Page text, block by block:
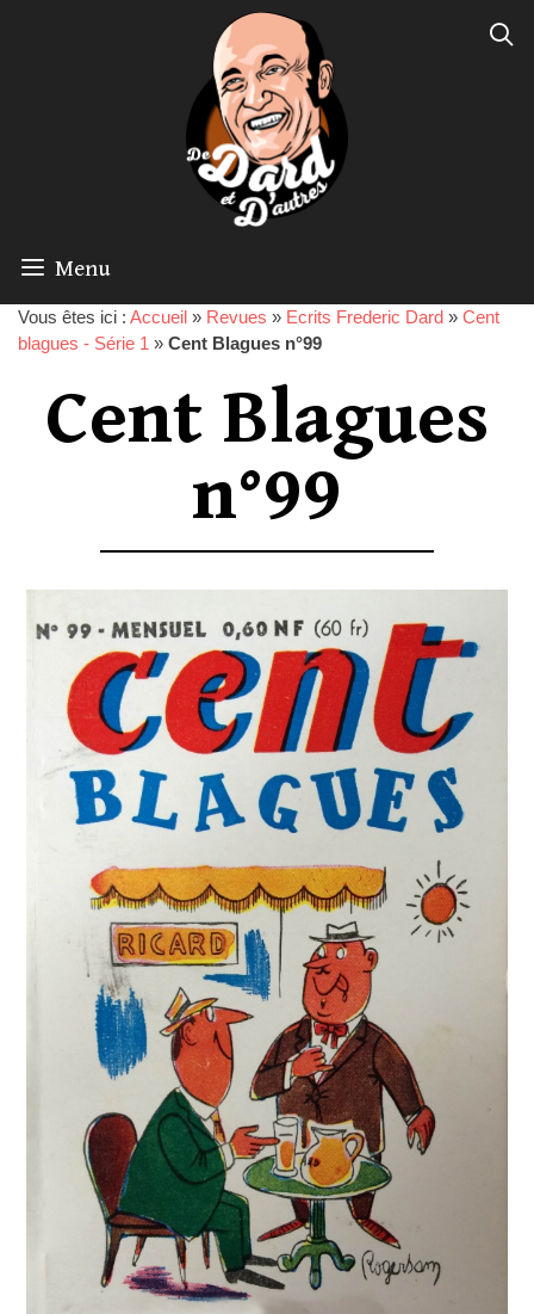
Menu
Vous êtes ici : Accueil » Revues » Ecrits Frederic Dard » Cent
blagues - Série 1 » Cent Blagues n°99
Cent Blagues
n°99